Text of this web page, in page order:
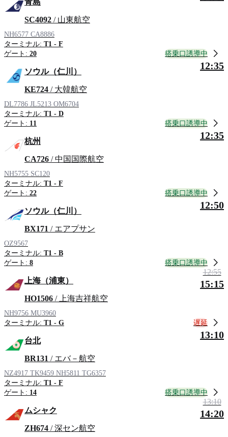
青島
SC4092 / 山東航空
NH6577 CA8886
ターミナル: T1 - F
ゲート: 20 搭乗口誘導中
ソウル（仁川）
KE724 / 大韓航空
DL7786 JL5213 OM6704
ターミナル: T1 - D
ゲート: 11
12:35
搭乗口誘導中
杭州
CA726 / 中国国際航空
NH5755 SC120
ターミナル: T1 - F
ゲート: 22
12:35
搭乗口誘導中
ソウル（仁川）
BX171 / エアプサン
OZ9567
ターミナル: T1 - B
ゲート: 8
12:50
搭乗口誘導中
上海（浦東）
HO1506 / 上海吉祥航空
NH9756 MU3960
ターミナル: T1 - G
12:55
15:15
遅延
台北
BR131 / エバ－航空
NZ4917 TK9459 NH5811 TG6357
ターミナル: T1 - F
ゲート: 14
13:10
搭乗口誘導中
ムシャク
ZH674 / 深セン航空
13:10
14:20